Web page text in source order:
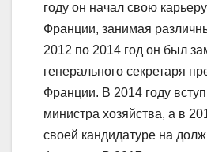
году он начал свою
Франции, занимая
2012 по 2014 год он был
генерального секретаря
Франции. В 2014 году
министра хозяйства, а в
своей кандидатуре на